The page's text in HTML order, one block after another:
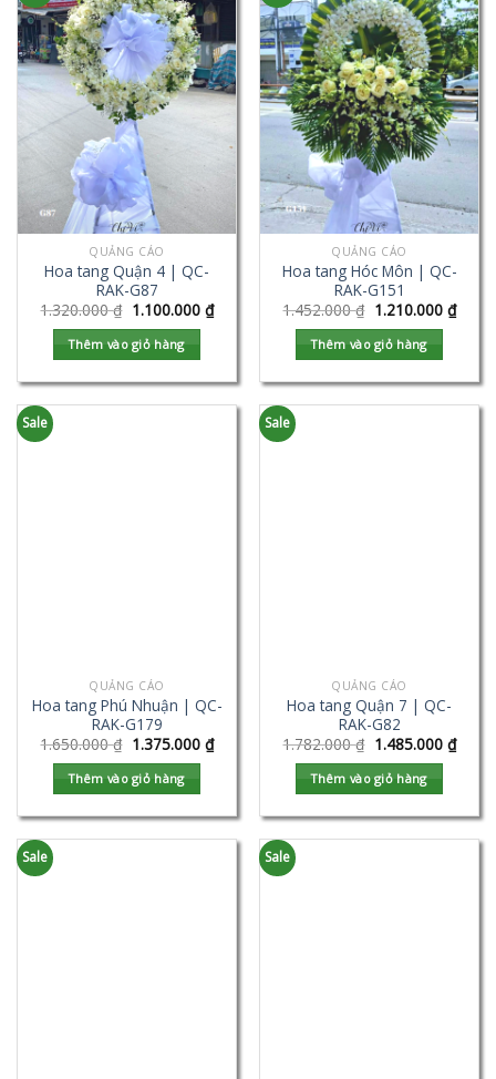
QUẢNG CÁO
Hoa tang Quận 4 | QC-
RAK-G87
1.320.000₫ 1.100.000 ₫
Thêm vào giỏ hàng
QUẢNG CÁO
Hoa tang Hóc Môn | QC-
RAK-G151
1.452.000₫ 1.210.000 ₫
Thêm vào giỏ hàng
Sale
QUẢNG CÁO
Hoa tang Phú Nhuận | QC-
RAK-G179
1.650.000₫ 1.375.000 ₫
Thêm vào giỏ hàng
Sale
QUẢNG CÁO
Hoa tang Quận 7 | QC-
RAK-G82
1.782.000₫ 1.485.000 ₫
Thêm vào giỏ hàng
Sale Sale